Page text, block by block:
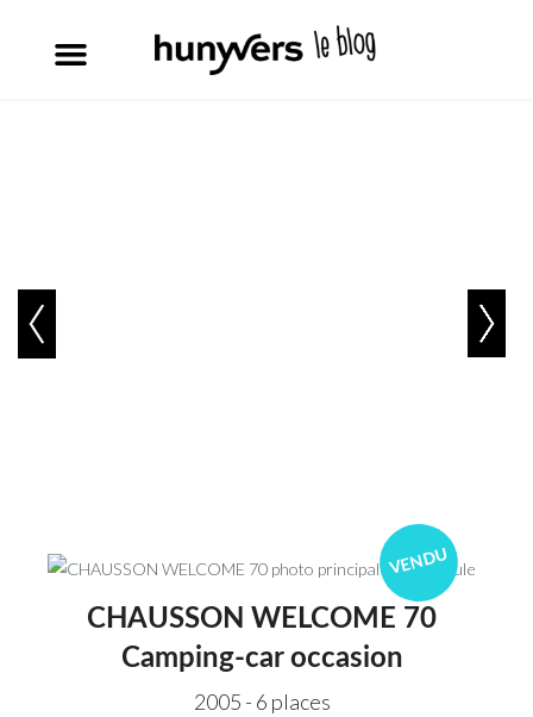
VENDU
CHAUSSON WELCOME 70
Camping-car occasion
2005 - 6 places